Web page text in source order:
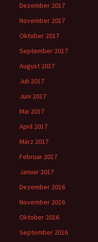
Dezember 2017
November 2017
Oktober 2017
September 2017
August 2017
Juli 2017
Juni 2017
Mai 2017
April 2017
März 2017
Februar 2017
Januar 2017
Dezember 2016
November 2016
Oktober 2016
September 2016